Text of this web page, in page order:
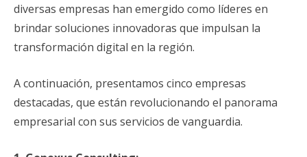
diversas empresas han emergido como líderes en
brindar soluciones innovadoras que impulsan la
transformación digital en la región.
A continuación, presentamos cinco empresas
destacadas, que están revolucionando el panorama
empresarial con sus servicios de vanguardia.